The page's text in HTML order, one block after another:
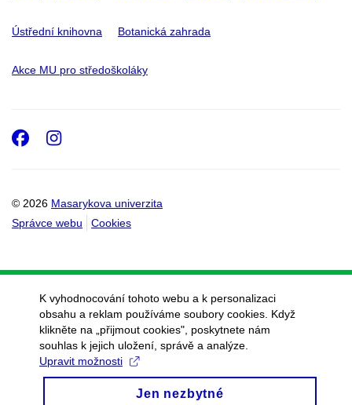
Ústřední knihovna Botanická zahrada
Akce MU pro středoškoláky
© 2026 Masarykova univerzita
Správce webu
Cookies
Facebook
Instagram
K vyhodnocování tohoto webu a k personalizaci
obsahu a reklam používáme soubory cookies. Když
klikněte na „přijmout cookies", poskytnete nám
souhlas k jejich uložení, správě a analýze.
Upravit možnosti
Jen nezbytné